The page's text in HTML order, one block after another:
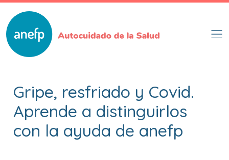
contenido
principal
Gripe, resfriado y Covid.
Aprende a distinguirlos
con la ayuda de anefp